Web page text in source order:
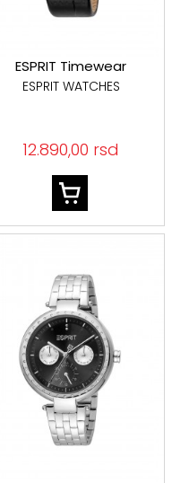
ESPRIT Timewear
ESPRIT WATCHES
12.890,00 rsd